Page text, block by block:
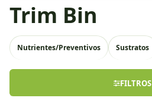
Trim Bin
Nutrientes/Preventivos Sustratos
FILTROS